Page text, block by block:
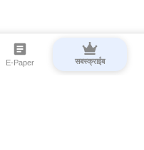
E-Paper सबस्क्राईब